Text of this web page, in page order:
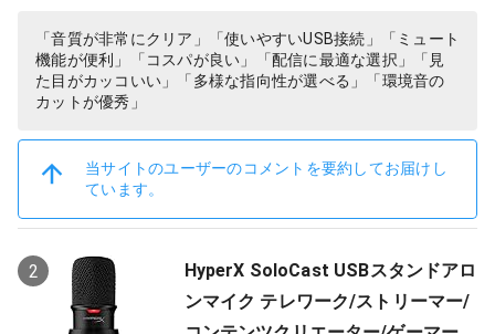
「音質が非常にクリア」「使いやすいUSB接続」「ミュート
機能が便利」「コスパが良い」「配信に最適な選択」「見
た目がカッコいい」「多様な指向性が選べる」「環境音の
カットが優秀」
当サイトのユーザーのコメントを要約してお届けし
ています。
2
HyperX SoloCast USBスタンドアロ
ンマイク テレワーク/ストリーマー/